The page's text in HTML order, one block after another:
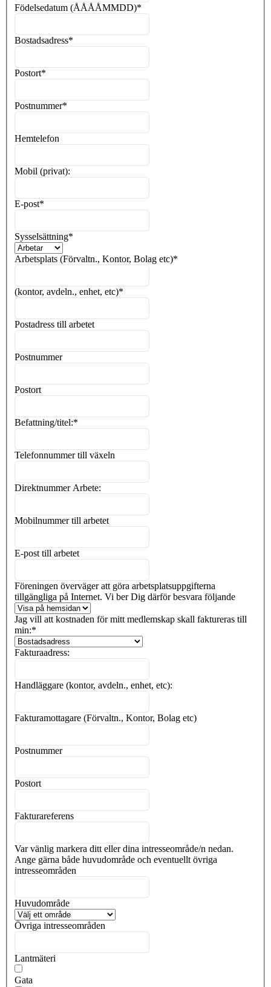
Födelsedatum (ÅÅÅÅMMDD)*
Bostadsadress*
Postort*
Postnummer*
Hemtelefon
Mobil (privat):
E-post*
Sysselsättning*
Arbetsplats (Förvaltn., Kontor, Bolag etc)*
(kontor, avdeln., enhet, etc)*
Postadress till arbetet
Postnummer
Postort
Befattning/titel:*
Telefonnummer till växeln
Direktnummer Arbete:
Mobilnummer till arbetet
E-post till arbetet
Föreningen överväger att göra arbetsplatsuppgifterna
tillgängliga på Internet. Vi ber Dig därför besvara följande
Jag vill att kostnaden för mitt medlemskap skall faktureras till
min:*
Fakturaadress:
Handläggare (kontor, avdeln., enhet, etc):
Fakturamottagare (Förvaltn., Kontor, Bolag etc)
Postnummer
Postort
Fakturareferens
Var vänlig markera ditt eller dina intresseområde/n nedan.
Ange gärna både huvudområde och eventuellt övriga
intresseområden
Huvudområde
Övriga intresseområden
Lantmäteri
Gata